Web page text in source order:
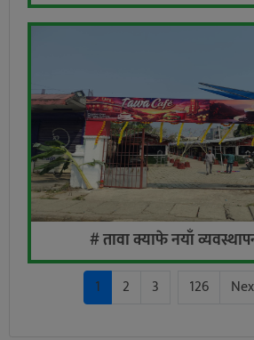
# तावा क्याफे नयाँ
1 2 3 126